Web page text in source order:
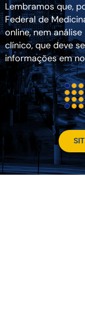
Lembramos que,
Federal de
online, nem
clínico, que deve
informações em